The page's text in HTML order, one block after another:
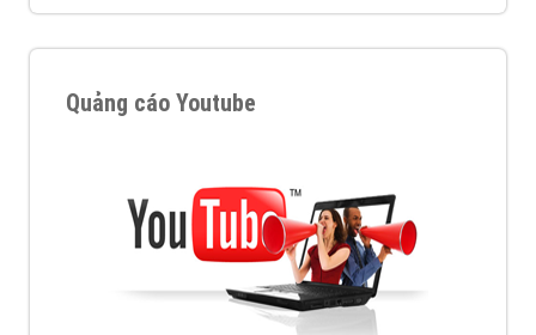
Quảng cáo Youtube